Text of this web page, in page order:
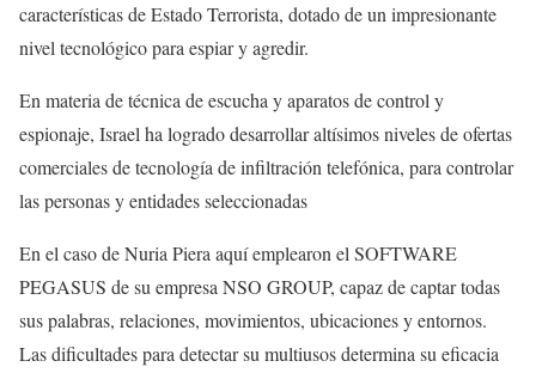
características de Estado Terrorista, dotado de un impresionante
nivel tecnológico para espiar y agredir.
En materia de técnica de escucha y aparatos de control y
espionaje, Israel ha logrado desarrollar altísimos niveles de ofertas
comerciales de tecnología de infiltración telefónica, para controlar
las personas y entidades seleccionadas
En el caso de Nuria Piera aquí emplearon el SOFTWARE
PEGASUS de su empresa NSO GROUP, capaz de captar todas
sus palabras, relaciones, movimientos, ubicaciones y entornos.
Las dificultades para detectar su multiusos determina su eficacia